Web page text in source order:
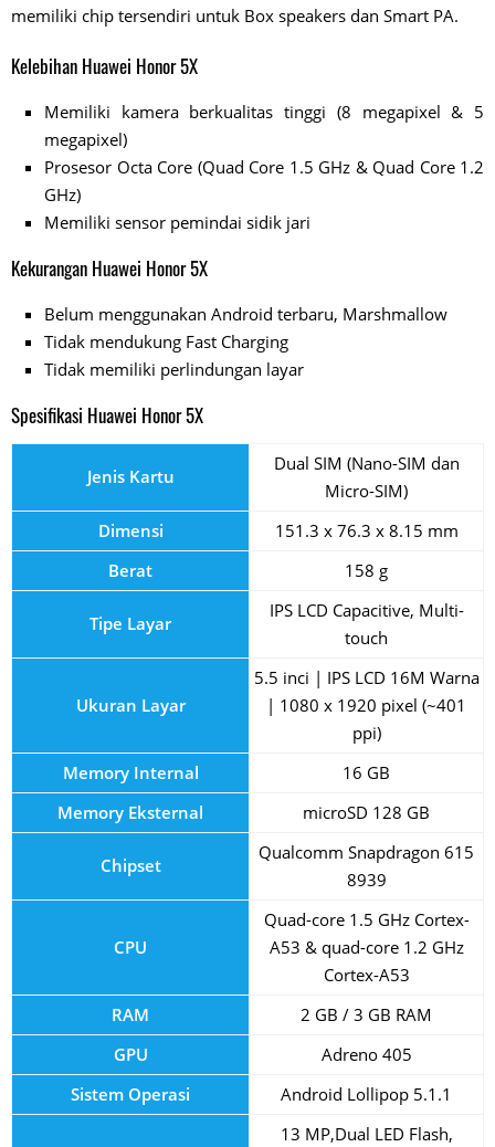
memiliki chip tersendiri untuk Box speakers dan Smart PA.
Kelebihan Huawei Honor 5X
Memiliki kamera berkualitas tinggi (8 megapixel & 5
megapixel)
Prosesor Octa Core (Quad Core 1.5 GHz & Quad Core 1.2
GHz)
Memiliki sensor pemindai sidik jari
Kekurangan Huawei Honor 5X
Belum menggunakan Android terbaru, Marshmallow
Tidak mendukung Fast Charging
Tidak memiliki perlindungan layar
Spesifikasi Huawei Honor 5X
Jenis Kartu
Dual SIM (Nano-SIM dan
Micro-SIM)
Dimensi
151.3 x 76.3 x 8.15 mm
Berat
158 g
Tipe Layar
IPS LCD Capacitive, Multi-
touch
Ukuran Layar
5.5 inci | IPS LCD 16M Warna
| 1080 x 1920 pixel (~401
ppi)
Memory Internal
16 GB
Memory Eksternal
microSD 128 GB
Chipset
Qualcomm Snapdragon 615
8939
CPU
Quad-core 1.5 GHz Cortex-
A53 & quad-core 1.2 GHz
Cortex-A53
RAM
2 GB / 3 GB RAM
GPU
Adreno 405
Sistem Operasi
Android Lollipop 5.1.1
13 MP,Dual LED Flash,